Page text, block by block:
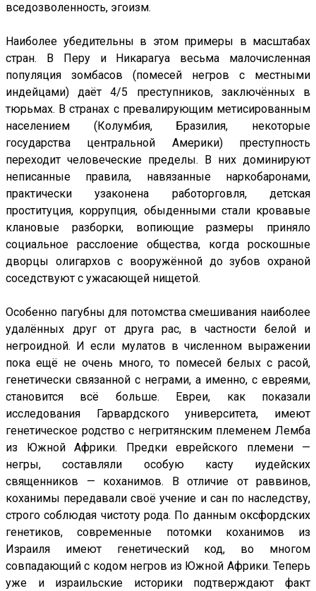
вседозволенность, эгоизм.
Наиболее убедительны в этом примеры в масштабах
стран. В Перу и Никарагуа весьма малочисленная
популяция зомбасов (помесей негров с местными
индейцами) даёт 4/5 преступников, заключённых в
тюрьмах. В странах с превалирующим метисированным
населением (Колумбия, Бразилия, некоторые
государства центральной Америки) преступность
переходит человеческие пределы. В них доминируют
неписанные правила, навязанные наркобаронами,
практически узаконена работорговля, детская
проституция, коррупция, обыденными стали кровавые
клановые разборки, вопиющие размеры приняло
социальное расслоение общества, когда роскошные
дворцы олигархов с вооружённой до зубов охраной
соседствуют с ужасающей нищетой.
Особенно пагубны для потомства смешивания наиболее
удалённых друг от друга рас, в частности белой и
негроидной. И если мулатов в численном выражении
пока ещё не очень много, то помесей белых с расой,
генетически связанной с неграми, а именно, с евреями,
становится всё больше. Евреи, как показали
исследования Гарвардского университета, имеют
генетическое родство с негритянским племенем Лемба
из Южной Африки. Предки еврейского племени —
негры, составляли особую касту иудейских
священников — коханимов. В отличие от раввинов,
коханимы передавали своё учение и сан по наследству,
строго соблюдая чистоту рода. По данным оксфордских
генетиков, современные потомки коханимов из
Израиля имеют генетический код, во многом
совпадающий с кодом негров из Южной Африки. Теперь
уже и израильские историки подтверждают факт